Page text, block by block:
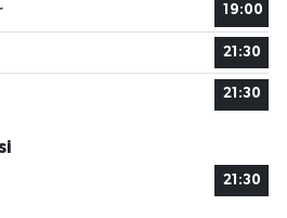
19:00
21:30
21:30
21:30